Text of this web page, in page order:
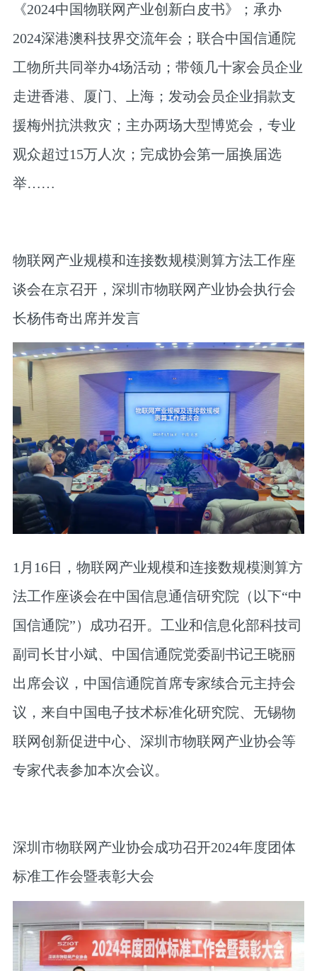
《2024中国物联网产业创新白皮书》；承办
2024深港澳科技界交流年会；联合中国信通院
工物所共同举办4场活动；带领几十家会员企业
走进香港、厦门、上海；发动会员企业捐款支
援梅州抗洪救灾；主办两场大型博览会，专业
观众超过15万人次；完成协会第一届换届选
举……
物联网产业规模和连接数规模测算方法工作座
谈会在京召开，深圳市物联网产业协会执行会
长杨伟奇出席并发言
1月16日，物联网产业规模和连接数规模测算方
法工作座谈会在中国信息通信研究院（以下“中
国信通院”）成功召开。工业和信息化部科技司
副司长甘小斌、中国信通院党委副书记王晓丽
出席会议，中国信通院首席专家续合元主持会
议，来自中国电子技术标准化研究院、无锡物
联网创新促进中心、深圳市物联网产业协会等
专家代表参加本次会议。
深圳市物联网产业协会成功召开2024年度团体
标准工作会暨表彰大会